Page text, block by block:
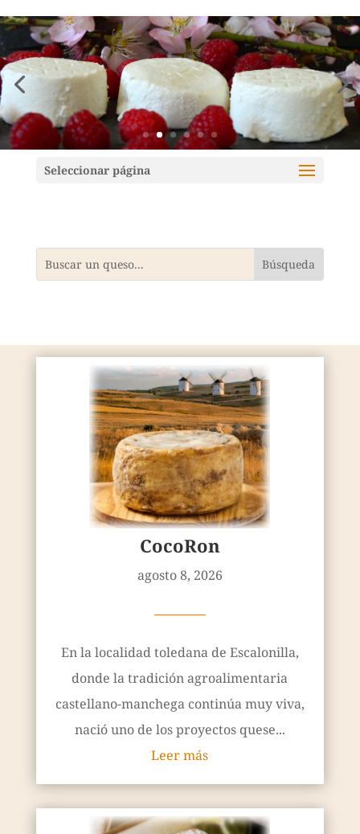
Mundoquesos
Seleccionar página
CocoRon
agosto 8, 2026
————
En la localidad toledana de Escalonilla,
donde la tradición agroalimentaria
castellano-manchega continúa muy viva,
nació uno de los proyectos quese...
Leer más